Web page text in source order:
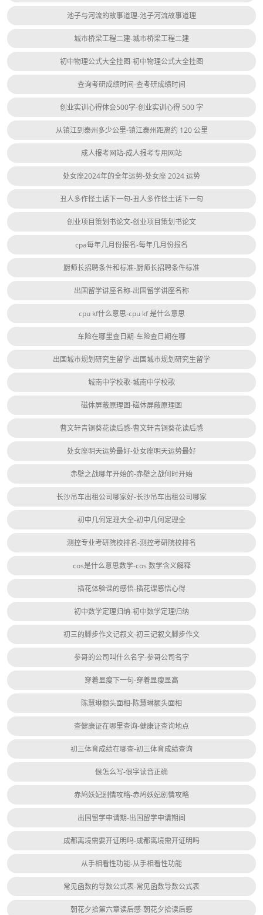
池子与河流的故事道理-池子河流故事道理
城市桥梁工程二建-城市桥梁工程二建
初中物理公式大全挂图-初中物理公式大全挂图
查询考研成绩时间-查考研成绩时间
创业实训心得体会500字-创业实训心得 500 字
从镇江到泰州多少公里-镇江泰州距离约 120 公里
成人报考网站-成人报考专用网站
处女座2024年的全年运势-处女座 2024 运势
丑人多作怪土话下一句-丑人多作怪土话下一句
创业项目策划书论文-创业项目策划书论文
cpa每年几月份报名-每年几月份报名
厨师长招聘条件和标准-厨师长招聘条件标准
出国留学讲座名称-出国留学讲座名称
cpu kf什么意思-cpu kf 是什么意思
车险在哪里查日期-车险查日期在哪
出国城市规划研究生留学-出国城市规划研究生留学
城南中学校歌-城南中学校歌
磁体屏蔽原理图-磁体屏蔽原理图
曹文轩青铜葵花读后感-曹文轩青铜葵花读后感
处女座明天运势最好-处女座明天运势最好
赤壁之战哪年开始的-赤壁之战何时开始
长沙吊车出租公司哪家好-长沙吊车出租公司哪家
初中几何定理大全-初中几何定理全
测控专业考研院校排名-测控考研院校排名
cos是什么意思数学-cos 数学含义解释
插花体验课的感悟-插花课感悟心得
初中数学定理归纳-初中数学定理归纳
初三的脚步作文记叙文-初三记叙文脚步作文
参哥的公司叫什么名字-参哥公司名字
穿着显瘦下一句-穿着显瘦显高
陈慧琳额头面相-陈慧琳额头面相
查健康证在哪里查询-健康证查询地点
初三体育成绩在哪查-初三体育成绩查询
佷怎么写-佷字读音正确
赤鸠妖妃剧情攻略-赤鸠妖妃剧情攻略
出国留学申请期-出国留学申请期间
成都离境需要开证明吗-成都离境需开证明吗
从手相看性功能-从手相看性功能
常见函数的导数公式表-常见函数导数公式表
朝花夕拾第六章读后感-朝花夕拾读后感